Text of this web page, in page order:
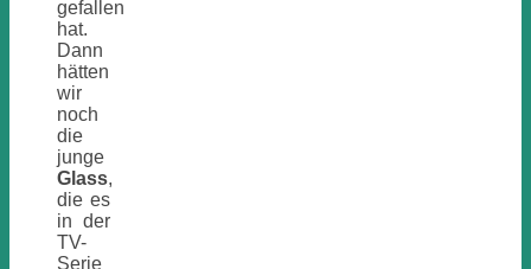
gefallen
hat.
Dann
hätten
wir
noch
die
junge
Glass,
die es
in der
TV-
Serie